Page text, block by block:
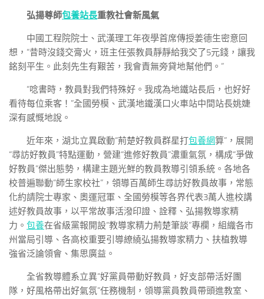
弘揚尊師包養站長重教社會新風氣
中國工程院院士、武漢理工年夜學首席傳授姜德生密意回
想，“昔時沒錢交膏火，班主任張教員靜靜給我交了5元錢，讓我
銘刻平生。此刻先生有艱苦，我會責無旁貸地幫他們。”
“唸書時，教員對我們特殊好。我成為地鐵站長后，也好好
看待每位乘客！”全國勞模、武漢地鐵漢口火車站中間站長姚婕
深有感慨地說。
近年來，湖北立異啟動“荊楚好教員群星打包養網算”，展開
“尋訪好教員”特點運動，營建“進修好教員”濃重氣氛，構成“爭做
好教員”傑出態勢，構建主題光鮮的教員教導引領系統。各地各
校普遍聯動“師生家校社”，領導百萬師生尋訪好教員故事，常態
化約請院士專家、奧運冠軍、全國勞模等各界代表3萬人進校講
述好教員故事，以平常故事活潑印證、詮釋、弘揚教導家精
力。 包養在省級黨報開設“教導家精力荊楚筆談”專欄，組織各市
州當局引導、各高校重要引導繚繞弘揚教導家精力、扶植教導
強省泛論領會、集思廣益。
全省教導體系立異“好黨員帶動好教員，好支部帶活好團
隊，好風格帶出好氣氛”任務機制，領導黨員教員帶頭進教室、